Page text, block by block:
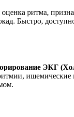
ритма,
Быстро,
ЭКГ
ишемические